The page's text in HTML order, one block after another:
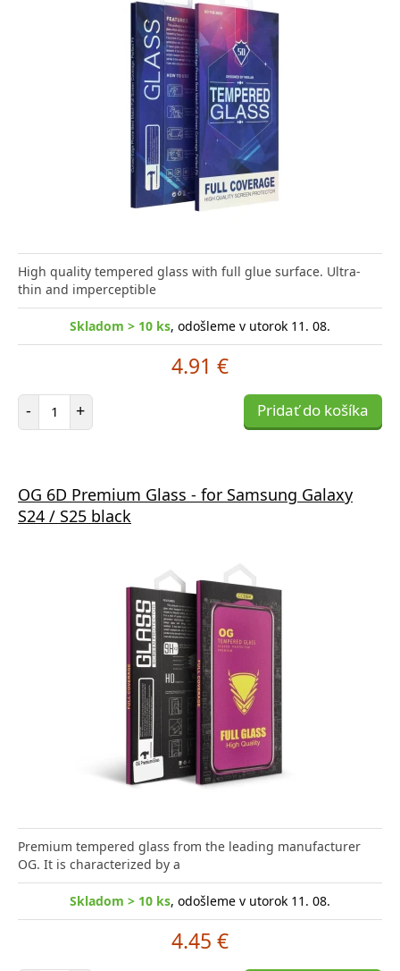
High quality tempered glass with full glue surface. Ultra-
thin and imperceptible
Skladom > 10 ks, odošleme v utorok 11. 08.
4.91 €
- Počet položiek
+ Pridať do košíka
OG 6D Premium Glass - for Samsung Galaxy
S24 / S25 black
Premium tempered glass from the leading manufacturer
OG. It is characterized by a
Skladom > 10 ks, odošleme v utorok 11. 08.
4.45 €